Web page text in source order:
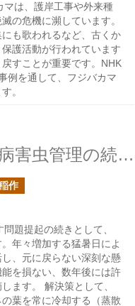
は、護岸工事や外来種
の危機に瀕しています。
も歌われるなど、古くか
護活動が行われています
すことが重要です。NHK
例を通して、フジバカマ
。
田からはじめる総合的病害虫管理の続き
作
題提起の続きとして、
年々増加する猛暑日によ
、元に戻らない深刻な懸
を損ない、数年後には許
ます。 解決策として、
葉を常に冷却する（蒸散